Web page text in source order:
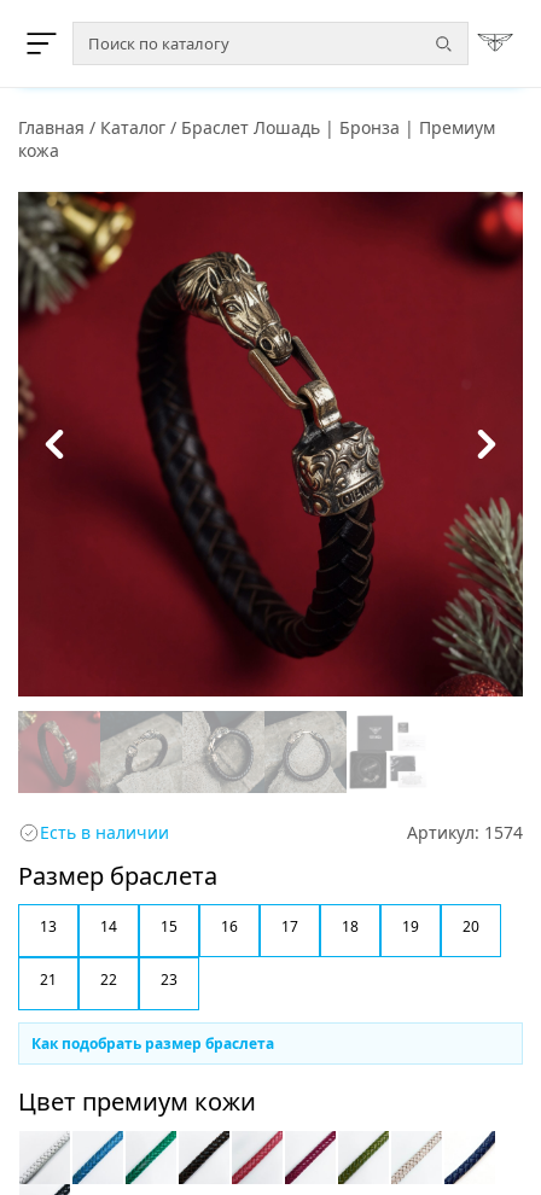
Главная / Каталог / Браслет Лошадь | Бронза | Премиум
кожа
Есть в наличии Артикул: 1574
Размер браслета
13 14 15 16 17 18 19 20
21 22 23
Как подобрать размер браслета
Цвет премиум кожи